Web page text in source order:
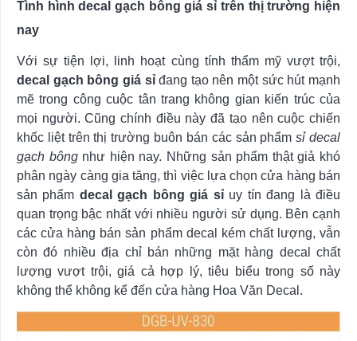
Tình hình decal gạch bông giá sỉ trên thị trường hiện
nay
Với sự tiện lợi, linh hoạt cùng tính thẩm mỹ vượt trội,
decal gạch bông giá sỉđang tạo nên một sức hút mạnh
mẽ trong công cuộc tân trang không gian kiến trúc của
mọi người. Cũng chính điều này đã tạo nên cuộc chiến
khốc liệt trên thị trường buôn bán các sản phẩmsỉ decal
gạch bôngnhư hiện nay. Những sản phẩm thật giả khó
phân ngày càng gia tăng, thì việc lựa chọn cửa hàng bán
sản phẩm decal gạch bông giá sỉuy tín đang là điều
quan trọng bậc nhất với nhiều người sử dụng. Bên cạnh
các cửa hàng bán sản phẩm decal kém chất lượng, vẫn
còn đó nhiều địa chỉ bán những mặt hàng decal chất
lượng vượt trội, giá cả hợp lý, tiêu biểu trong số này
không thể không kể đến cửa hàng Hoa Văn Decal.